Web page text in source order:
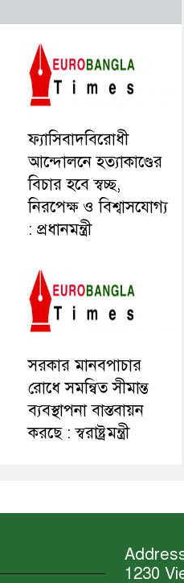
ফ্যাসিবাদবিরোধী
আন্দোলনে হত্যাকাণ্ডের
বিচার হবে স্বচ্ছ,
নিরপেক্ষ ও বিশ্বাসযোগ্য
: প্রধানমন্ত্রী
সরকার মানবপাচার
রোধে সমন্বিত সীমান্ত
ব্যবস্থাপনা বাস্তবায়ন
করছে : স্বরাষ্ট্রমন্ত্রী
1230